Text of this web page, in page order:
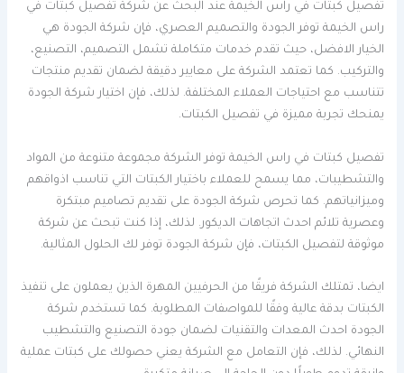
تفصيل كبتات في راس الخيمة عند البحث عن شركة تفصيل كبتات في
راس الخيمة توفر الجودة والتصميم العصري، فإن شركة الجودة هي
الخيار الافضل، حيث تقدم خدمات متكاملة تشمل التصميم، التصنيع،
والتركيب. كما تعتمد الشركة على معايير دقيقة لضمان تقديم منتجات
تتناسب مع احتياجات العملاء المختلفة. لذلك، فإن اختيار شركة الجودة
يمنحك تجربة مميزة في تفصيل الكبتات.
تفصيل كبتات في راس الخيمة توفر الشركة مجموعة متنوعة من المواد
والتشطيبات، مما يسمح للعملاء باختيار الكبتات التي تناسب اذواقهم
وميزانياتهم. كما تحرص شركة الجودة على تقديم تصاميم مبتكرة
وعصرية تلائم احدث اتجاهات الديكور. لذلك، إذا كنت تبحث عن شركة
موثوقة لتفصيل الكبتات، فإن شركة الجودة توفر لك الحلول المثالية.
ايضا، تمتلك الشركة فريقًا من الحرفيين المهرة الذين يعملون على تنفيذ
الكبتات بدقة عالية وفقًا للمواصفات المطلوبة. كما تستخدم شركة
الجودة احدث المعدات والتقنيات لضمان جودة التصنيع والتشطيب
النهائي. لذلك، فإن التعامل مع الشركة يعني حصولك على كبتات عملية